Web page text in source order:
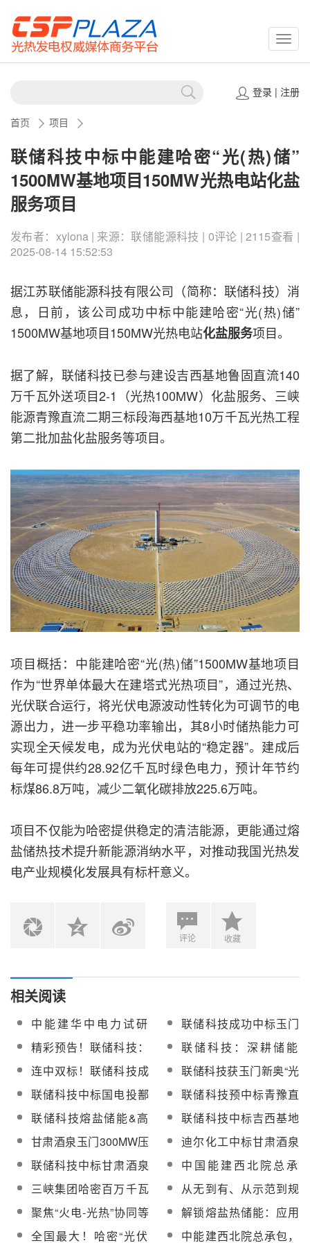
登录| 注册
首页 项目
联储科技中标中能建哈密“光(热)储”
1500MW基地项目150MW光热电站化盐
服务项目
发布者：xylona | 来源：联储能源科技 | 0评论 | 2115查看 |
2025-08-14 15:52:53
据江苏联储能源科技有限公司（简称：联储科技）消
息，日前，该公司成功中标中能建哈密“光(热)储”
1500MW基地项目150MW光热电站化盐服务项目。
据了解，联储科技已参与建设吉西基地鲁固直流140
万千瓦外送项目2-1（光热100MW）化盐服务、三峡
能源青豫直流二期三标段海西基地10万千瓦光热工程
第二批加盐化盐服务等项目。
项目概括：中能建哈密“光(热)储”1500MW基地项目
作为“世界单体最大在建塔式光热项目”，通过光热、
光伏联合运行，将光伏电源波动性转化为可调节的电
源出力，进一步平稳功率输出， 其8小时储热能力可
实现全天候发电，成为光伏电站的“稳定器”。 建成后
每年可提供约28.92亿千瓦时绿色电力，预计年节约
标煤86.8万吨，减少二氧化碳排放225.6万吨。
项目不仅能为哈密提供稳定的清洁能源，更能通过熔
盐储热技术提升新能源消纳水平，对推动我国光热发
电产业规模化发展具有标杆意义。
评论 收藏
相关阅读
中能建华中电力试研
院、联储科技分别中标
玉门10万千瓦光热储能
工程系统调试、化盐服
务
联储科技成功中标玉门
10万千瓦光热储能EPC
总承包工程化盐服务
精彩预告！联储科技：
熔盐热储能整体解决方
案
联储科技：深耕储能
“碳”路前行
连中双标！联储科技成
功斩获两个化盐项目订
单
联储科技获玉门新奥“光
热储能+光伏+风电”示范
项目总包认可
联储科技中标国电投鄯
善七克台100MW光热发
电项目化盐服务
联储科技预中标青豫直
流二期三标段海西基地
10万千瓦光热工程第二
批加盐化盐服务
联储科技熔盐储能&高
效化盐整体解决方案将
亮相CPC2025第十二届
光热大会
联储科技中标吉西基地
鲁固直流140万千瓦外
送项目2-1（光热
100MW）化盐服务
甘肃酒泉玉门300MW压
缩空气储能电站示范工
程EPC总承包项目三元
熔盐及化盐服务中标候
选人公示
迪尔化工中标甘肃酒泉
玉门300MW压缩空气储
能电站示范工程EPC总
承包项目三元熔盐及化
盐服务
联储科技中标甘肃酒泉
玉门300MW压缩空气储
能电站示范工程EPC总
承包项目三元熔盐化盐
服务
中国能建西北院总承
包！全球最大 “光（热）
储”一体化项目150MW
光热电站吸热器管屏吊
装顺利完成
三峡集团哈密百万千瓦
“光热+光伏”项目实现全
容量并网发电
从无到有、从示范到规
模化，中国能建西北院
助力新疆光热产业绘就
发展蓝图
聚焦“火电-光热”协同等
领域！中能建与兰州大
解锁熔盐热储能：应用
全景与化盐服务深度剖
全国最大！哈密“光伏 中能建西北院总承包，